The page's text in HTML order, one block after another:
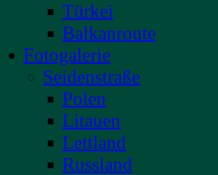
Türkei
Balkanroute
Fotogalerie
Seidenstraße
Polen
Litauen
Lettland
Russland